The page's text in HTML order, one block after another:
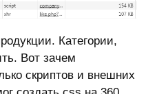
Категории,
Вот зачем
скриптов и внешних